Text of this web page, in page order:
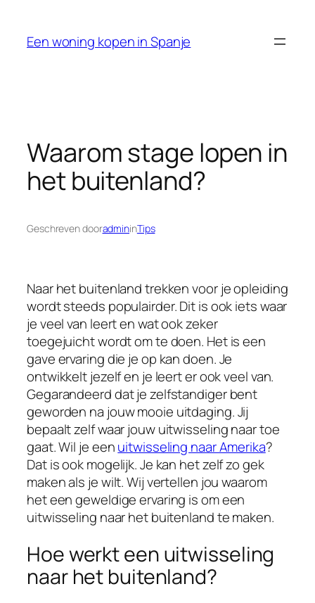
Een woning kopen in Spanje
Waarom stage lopen in
het buitenland?
Geschreven dooradmininTips
Naar het buitenland trekken voor je opleiding
wordt steeds populairder. Dit is ook iets waar
je veel van leert en wat ook zeker
toegejuicht wordt om te doen. Het is een
gave ervaring die je op kan doen. Je
ontwikkelt jezelf en je leert er ook veel van.
Gegarandeerd dat je zelfstandiger bent
geworden na jouw mooie uitdaging. Jij
bepaalt zelf waar jouw uitwisseling naar toe
gaat. Wil je eenuitwisseling naar Amerika?
Dat is ook mogelijk. Je kan het zelf zo gek
maken als je wilt. Wij vertellen jou waarom
het een geweldige ervaring is om een
uitwisseling naar het buitenland te maken.
Hoe werkt een uitwisseling
naar het buitenland?